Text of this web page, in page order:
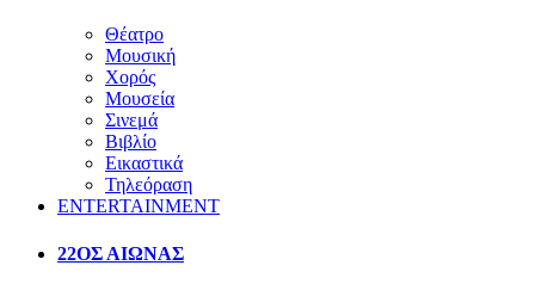
Θέατρο
Μουσική
Χορός
Μουσεία
Σινεμά
Βιβλίο
Εικαστικά
Τηλεόραση
ENTERTAINMENT
22ΟΣ ΑΙΩΝΑΣ